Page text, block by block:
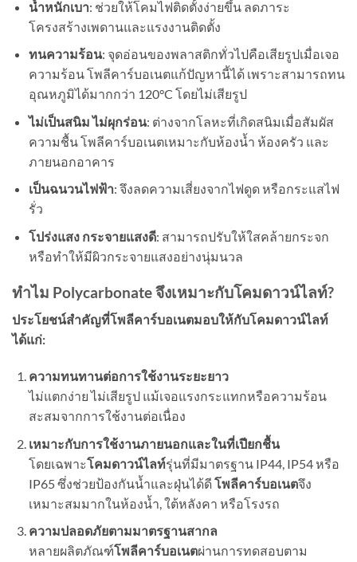
น้ำหนักเบา: ช่วยให้โคมไฟติดตั้งง่ายขึ้น ลดภาระ
โครงสร้างเพดานและแรงงานติดตั้ง
ทนความร้อน: จุดอ่อนของพลาสติกทั่วไปคือเสียรูปเมื่อเจอ
ความร้อน โพลีคาร์บอเนตแก้ปัญหานี้ได้ เพราะสามารถทน
อุณหภูมิได้มากกว่า 120°C โดยไม่เสียรูป
ไม่เป็นสนิม ไม่ผุกร่อน: ต่างจากโลหะที่เกิดสนิมเมื่อสัมผัส
ความชื้น โพลีคาร์บอเนตเหมาะกับห้องน้ำ ห้องครัว และ
ภายนอกอาคาร
เป็นฉนวนไฟฟ้า: จึงลดความเสี่ยงจากไฟดูด หรือกระแสไฟ
รั่ว
โปร่งแสง กระจายแสงดี: สามารถปรับให้ใสคล้ายกระจก
หรือทำให้มีผิวกระจายแสงอย่างนุ่มนวล
ทำไม Polycarbonateจึงเหมาะกับโคมดาวน์ไลท์?
ประโยชน์สำคัญที่โพลีคาร์บอเนตมอบให้กับโคมดาวน์ไลท์
ได้แก่:
ความทนทานต่อการใช้งานระยะยาว
ไม่แตกง่าย ไม่เสียรูป แม้เจอแรงกระแทกหรือความร้อน
สะสมจากการใช้งานต่อเนื่อง
เหมาะกับการใช้งานภายนอกและในที่เปียกชื้น
โดยเฉพาะโคมดาวน์ไลท์รุ่นที่มีมาตรฐาน IP44, IP54 หรือ
IP65 ซึ่งช่วยป้องกันน้ำและฝุ่นได้ดีโพลีคาร์บอเนตจึง
เหมาะสมมากในห้องน้ำ, ใต้หลังคา หรือโรงรถ
ความปลอดภัยตามมาตรฐานสากล
หลายผลิตภัณฑ์โพลีคาร์บอเนตผ่านการทดสอบตาม